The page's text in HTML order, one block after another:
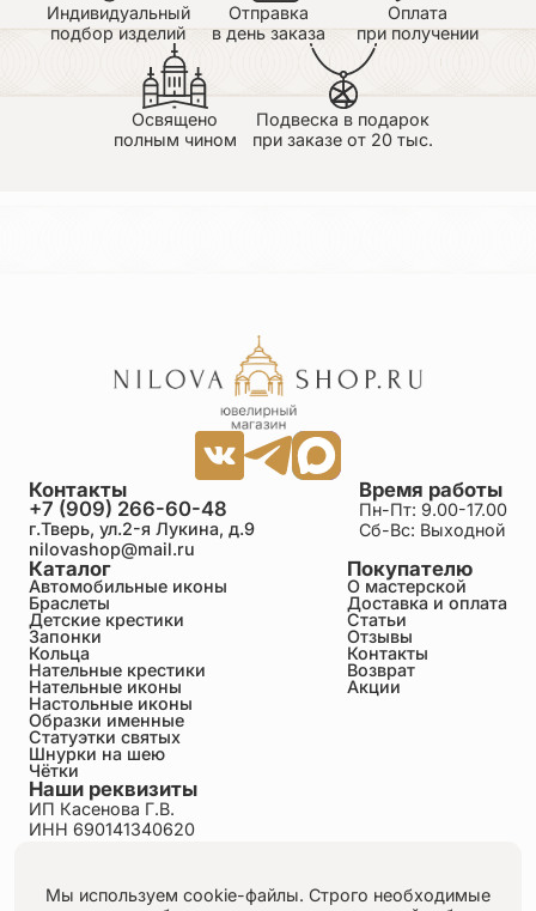
Индивидуальный
подбор изделий
Отправка
в день заказа
Оплата
при получении
Освящено
полным чином
Подвеска в подарок
при заказе от 20 тыс.
Каталог
Автомобильные иконы
Браслеты
Детские крестики
Запонки
Кольца
Нательные крестики
Нательные иконы
Настольные иконы
Образки именные
Статуэтки святых
Шнурки на шею
Чётки
Покупателю
О мастерской
Доставка и оплата
Статьи
Отзывы
Контакты
Возврат
Акции
Время работы
Пн-Пт: 9.00-17.00
Сб-Вс: Выходной
Контакты
+7 (909) 266-60-48
г.Тверь, ул.2-я Лукина, д.9
nilovashop@mail.ru
Наши реквизиты
ИП Касенова Г.В.
ИНН 690141340620
Пользовательское соглашение
Мы используем cookie-файлы. Строго необходимые